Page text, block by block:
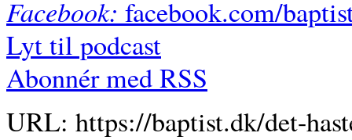
Facebook: facebook.com/
Lyt til podcast
Abonnér med RSS
URL: https://baptist.dk/det-